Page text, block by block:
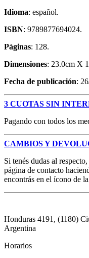
Idioma: español.
ISBN: 9789877694024.
Páginas: 128.
Dimensiones: 23.0cm X
Fecha de publicación:
3 CUOTAS SIN
Pagando con todos los
CAMBIOS Y
Si tenés dudas al
página de contacto
encontrás en el ícono de
Honduras 4191, (1180)
Argentina
Horarios